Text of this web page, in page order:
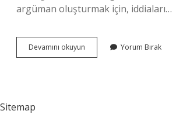
argüman oluşturmak için, iddiaları…
Devamını okuyun Argüman
Yaratmak
Yorum Bırak
Sitemap